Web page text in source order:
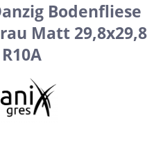
Bodenfliese
Matt 29,8x29,8